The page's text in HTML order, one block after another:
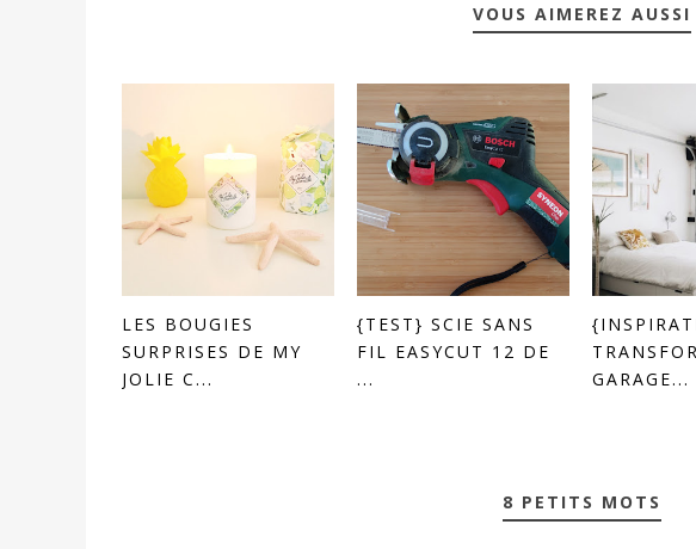
VOUS AIMEREZ AUSSI
LES BOUGIES
SURPRISES DE MY
JOLIE C...
{TEST} SCIE SANS
FIL EASYCUT 12 DE
...
GARAGE...
8 PETITS MOTS